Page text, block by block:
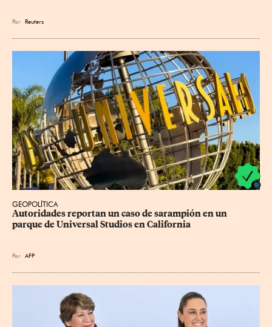
Por Reuters
GEOPOLÍTICA
Autoridades reportan un caso de sarampión en un
parque de Universal Studios en California
Por AFP